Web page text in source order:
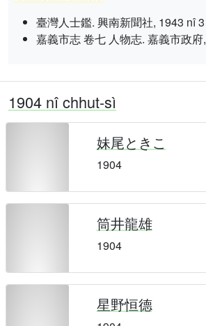
臺灣人士鑑. 興南新聞社, 1943 nî
嘉義市志 卷七 人物志. 嘉義市政
1904 nî chhut-sì
妹尾ときこ
1904
筒井龍雄
1904
星野恒德